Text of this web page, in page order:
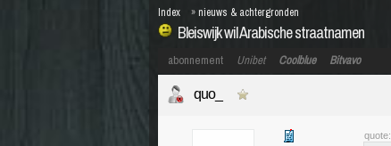
Bleiswijk wil Arabische straatnamen
Index » nieuws & achtergronden
abonnement Unibet Coolblue Bitvavo
quo_
quote: